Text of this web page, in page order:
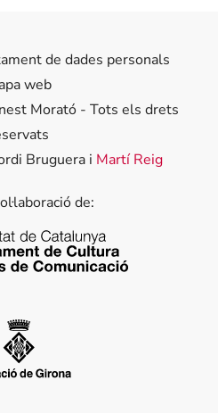
de dades personals
web
Morató - Tots els drets
Bruguera i Martí Reig
de:
de Catalunya
de Girona